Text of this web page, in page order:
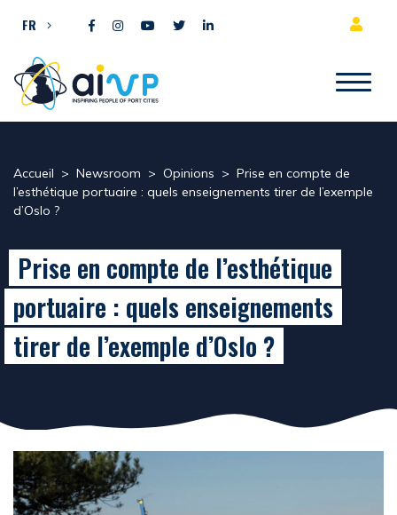
FR
Accueil > Newsroom > Opinions > Prise en compte de
l’esthétique portuaire : quels enseignements tirer de l’exemple
d’Oslo ?
Prise en compte de l’esthétique
portuaire : quels enseignements
tirer de l’exemple d’Oslo ?